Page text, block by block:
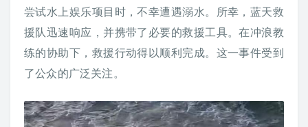
尝试水上娱乐项目时，不幸遭遇溺水。所幸，蓝天救
援队迅速响应，并携带了必要的救援工具。在冲浪教
练的协助下，救援行动得以顺利完成。这一事件受到
了公众的广泛关注。